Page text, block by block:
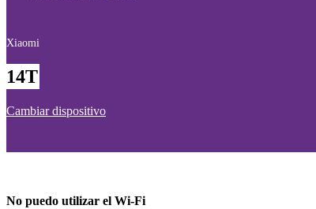
Xiaomi
14T
Cambiar dispositivo
No puedo utilizar el Wi-Fi